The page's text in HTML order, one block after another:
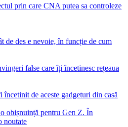
prin care CNA putea sa controleze
de des e nevoie, în funcție de cum
false care îți încetinesc rețeaua
de aceste gadgeturi din casă
obișnuință pentru Gen Z. În
noutate